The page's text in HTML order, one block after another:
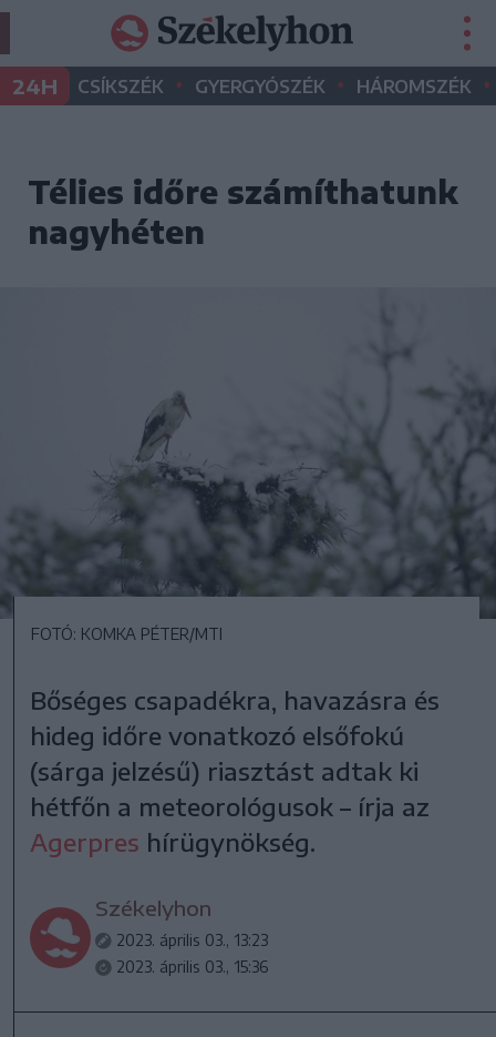
24H CSÍKSZÉK • GYERGYÓSZÉK • HÁROMSZÉK •
Télies időre számíthatunk
nagyhéten
FOTÓ: KOMKA PÉTER/MTI
Bőséges csapadékra, havazásra és
hideg időre vonatkozó elsőfokú
(sárga jelzésű) riasztást adtak ki
hétfőn a meteorológusok – írja az
Agerpres hírügynökség.
Székelyhon
2023. április 03., 13:23
2023. április 03., 15:36